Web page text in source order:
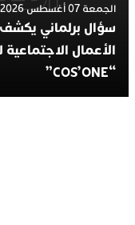
الجمعة 07 أغسطس 2026 - 11:33
سؤال برلماني
الأعمال
“COS’ONE”